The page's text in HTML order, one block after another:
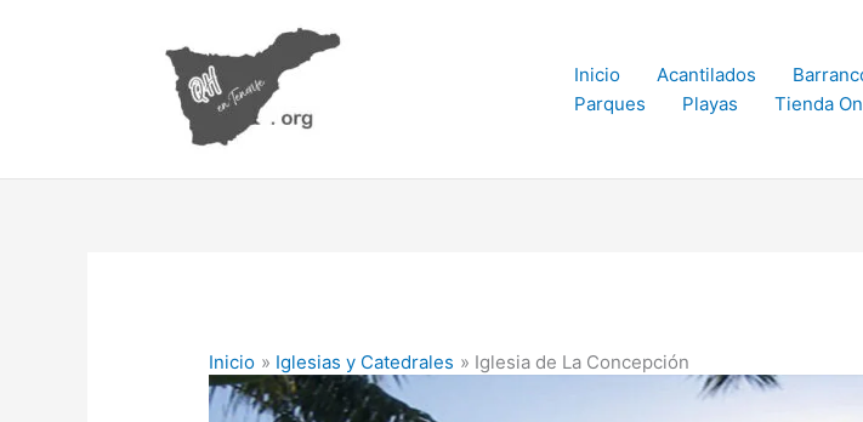
Inicio Acantilados
Parques
Playas Tienda
Inicio Iglesias y Catedrales Iglesia de La Concepción